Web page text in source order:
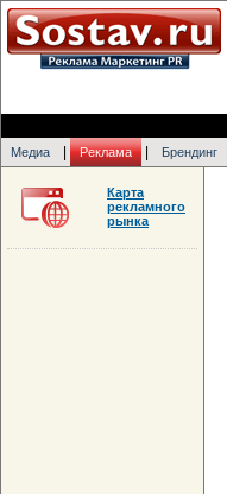
Медиа Реклама Брендинг
Карта
рекламного
рынка